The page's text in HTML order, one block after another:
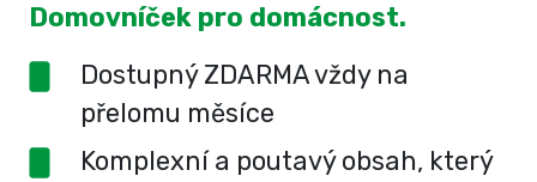
Domovníček pro domácnost.
Dostupný ZDARMA vždy na
přelomu měsíce
Komplexní a poutavý obsah, který